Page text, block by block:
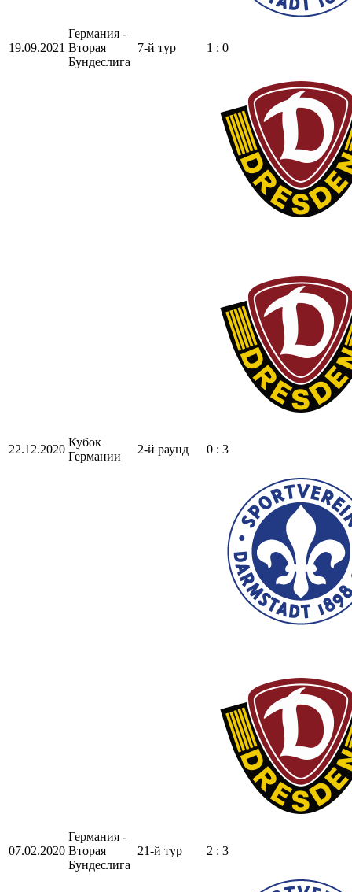
19.09.2021
Германия -
Вторая
Бундеслига
7-й тур 1 : 0
22.12.2020
Кубок
Германии
2-й раунд 0 : 3
07.02.2020
Германия -
Вторая
Бундеслига
21-й тур 2 : 3